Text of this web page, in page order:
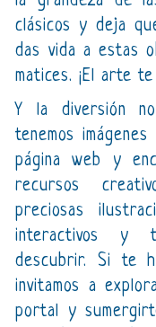
clásicos y deja
das vida a estas
matices. ¡El arte
Y la diversión
tenemos
página web y
recursos
preciosas
interactivos y
descubrir. Si te
invitamos a
portal y